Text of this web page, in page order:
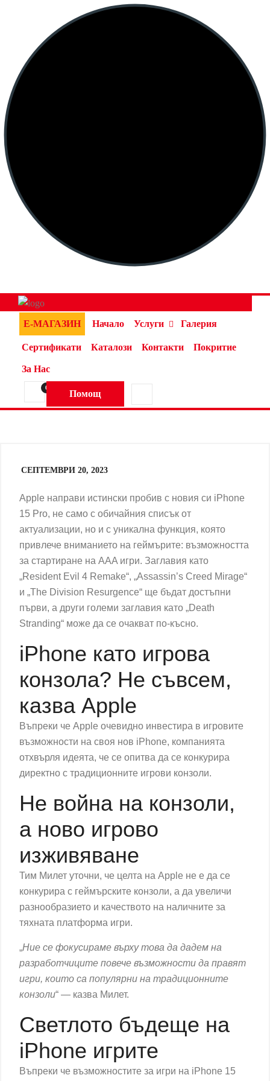
Е-МАГАЗИН Начало Услуги Галерия
Сертификати Каталози Контакти Покритие
За Нас
0
Помощ
СЕПТЕМВРИ 20, 2023
Apple направи истински пробив с новия си iPhone
15 Pro, не само с обичайния списък от
актуализации, но и с уникална функция, която
привлече вниманието на геймърите: възможността
за стартиране на AAA игри. Заглавия като
„Resident Evil 4 Remake“, „Assassin’s Creed Mirage“
и „The Division Resurgence“ ще бъдат достъпни
първи, а други големи заглавия като „Death
Stranding“ може да се очакват по-късно.
iPhone като игрова
конзола? Не съвсем,
казва Apple
Въпреки че Apple очевидно инвестира в игровите
възможности на своя нов iPhone, компанията
отхвърля идеята, че се опитва да се конкурира
директно с традиционните игрови конзоли.
Не война на конзоли,
а ново игрово
изживяване
Тим Милет уточни, че целта на Apple не е да се
конкурира с геймърските конзоли, а да увеличи
разнообразието и качеството на наличните за
тяхната платформа игри.
„Ние се фокусираме върху това да дадем на
разработчиците повече възможности да правят
игри, които са популярни на традиционните
конзоли“ — казва Милет.
Светлото бъдеще на
iPhone игрите
Въпреки че възможностите за игри на iPhone 15